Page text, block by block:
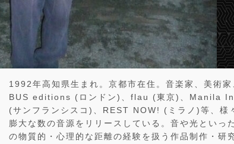
1992年高知県生まれ。京都市在住。音楽家、美術
BUS editions (ロンドン)、flau (東京)、Manila
(サンフランシスコ)、REST NOW! (ミラノ)等、様
膨大な数の音源をリリースしている。音や光とい
の物質的・心理的な距離の経験を扱う作品制作・研